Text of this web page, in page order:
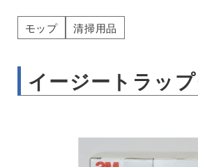
モップ 清掃用品
イージートラッ